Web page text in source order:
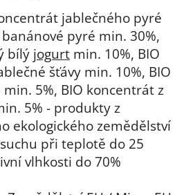
jablečného pyré
pyré min. 30%,
bílý jogurt min. 10%, BIO
šťávy min. 10%, BIO
5%, BIO koncentrát z
5% - produkty z
ekologického zemědělství
při teplotě do 25
vlhkosti do 70%